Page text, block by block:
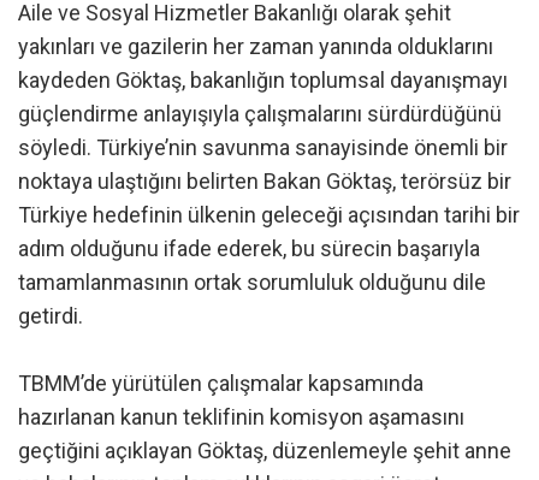
Aile ve Sosyal Hizmetler Bakanlığı olarak şehit
yakınları ve gazilerin her zaman yanında olduklarını
kaydeden Göktaş, bakanlığın toplumsal dayanışmayı
güçlendirme anlayışıyla çalışmalarını sürdürdüğünü
söyledi. Türkiye’nin savunma sanayisinde önemli bir
noktaya ulaştığını belirten Bakan Göktaş, terörsüz bir
Türkiye hedefinin ülkenin geleceği açısından tarihi bir
adım olduğunu ifade ederek, bu sürecin başarıyla
tamamlanmasının ortak sorumluluk olduğunu dile
getirdi.
TBMM’de yürütülen çalışmalar kapsamında
hazırlanan kanun teklifinin komisyon aşamasını
geçtiğini açıklayan Göktaş, düzenlemeyle şehit anne